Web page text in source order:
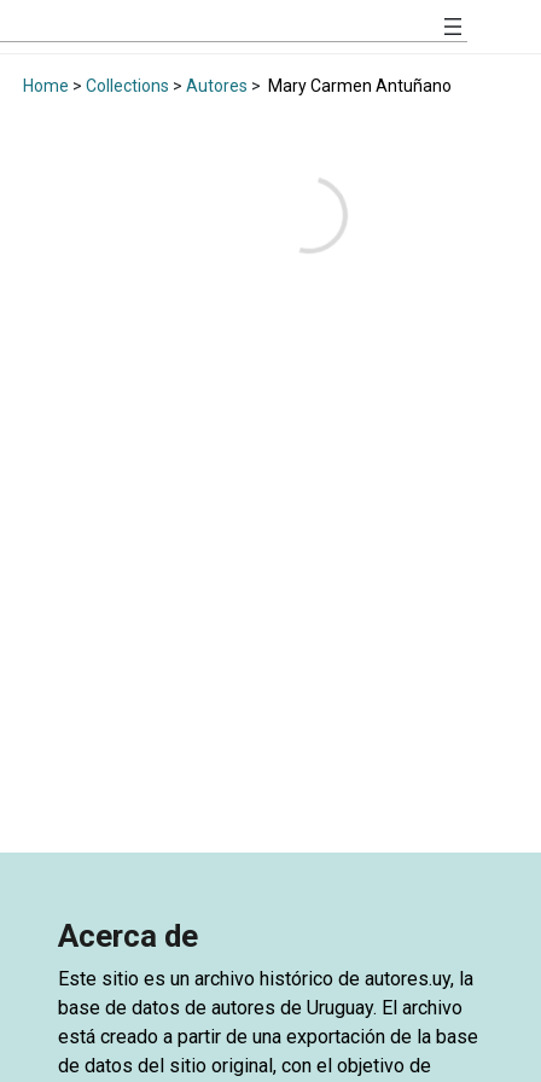
Home > Collections > Autores > Mary Carmen Antuñano
Acerca de
Este sitio es un archivo histórico de autores.uy, la
base de datos de autores de Uruguay. El archivo
está creado a partir de una exportación de la base
de datos del sitio original, con el objetivo de